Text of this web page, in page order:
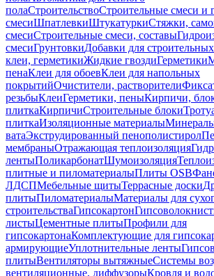
полаСтроительствоСтроительные смеси и
смесиШпатлевкиШтукатуркиСтяжки,
смесиСтроительные смеси, составы
смесиГрунтовкиДобавки для
клеи, герметикиЖидкие гвоздиГерметики
пенаКлеи для обоевКлеи для напольных
покрытийОчистители, растворители
резьбыКлеиГерметики, пеныКирпичи,
плиткаКирпичиСтроительные блоки
плиткаИзоляционные материалы
ватаЭкструдированный пенополистирол
мембраныОтражающая теплоизоляция
лентыПоликарбонатШумоизоляция
плитные и пиломатериалыПлиты OSB
ЛДСПМебельные щитыТеррасные доски
плитыПиломатериалыМатериалы для
строительстваГипсокартон
листыЦементные плитыПрофили для
гипсокартонаКомплектующие для
армирующиеУплотнительные ленты
плитыВентиляторы вытяжныеСистемы
вентиляционные, диффузорыКровля и